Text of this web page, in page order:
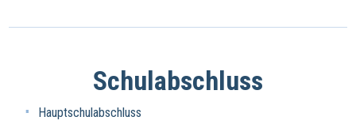
Schulabschluss
Hauptschulabschluss